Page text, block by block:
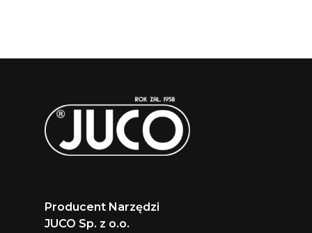
Producent Narzędzi
JUCO Sp. z o.o.